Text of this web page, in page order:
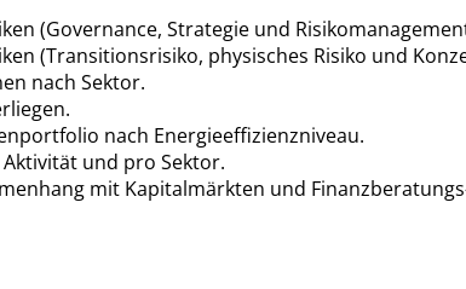
(Governance, Strategie und
(Transitionsrisiko, physisches Risiko und
nach Sektor.
nach Energieeffizienzniveau.
und pro Sektor.
mit Kapitalmärkten und